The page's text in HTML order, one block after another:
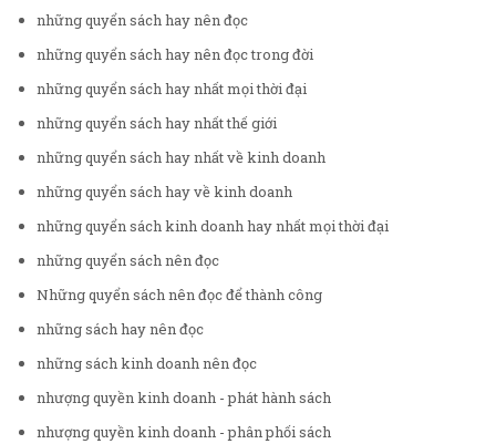
những quyển sách hay nên đọc
những quyển sách hay nên đọc trong đời
những quyển sách hay nhất mọi thời đại
những quyển sách hay nhất thế giới
những quyển sách hay nhất về kinh doanh
những quyển sách hay về kinh doanh
những quyển sách kinh doanh hay nhất mọi thời đại
những quyển sách nên đọc
Những quyển sách nên đọc để thành công
những sách hay nên đọc
những sách kinh doanh nên đọc
nhượng quyền kinh doanh - phát hành sách
nhượng quyền kinh doanh - phân phối sách